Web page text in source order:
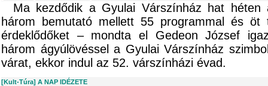
Ma kezdődik a Gyulai Várszínház hat héten
három bemutató mellett 55 programmal és öt
érdeklődőket – mondta el Gedeon József
három ágyúlövéssel a Gyulai Várszínház
várat, ekkor indul az 52. várszínházi évad.
[Kult-Túra] A NAP IDÉZETE